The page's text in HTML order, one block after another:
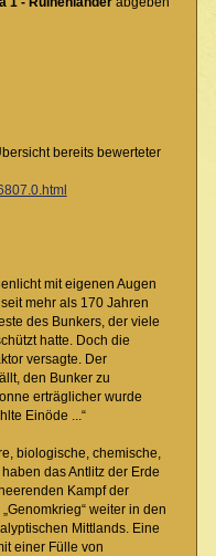
bereits bewerteter
mit eigenen Augen
mehr als 170 Jahren
des Bunkers, der viele
hatte. Doch die
versagte. Der
den Bunker zu
erträglicher wurde
Einöde ...“
biologische, chemische,
das Antlitz der Erde
Kampf der
weiter in den
Mittlands. Eine
einer Fülle von